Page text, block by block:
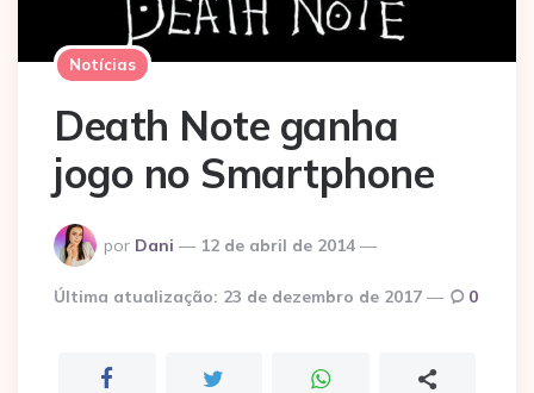
Notícias
Death Note ganha
jogo no Smartphone
Postado
por
por Dani 12 de abril de 2014
Última atualização: 23 de dezembro de 2017 0